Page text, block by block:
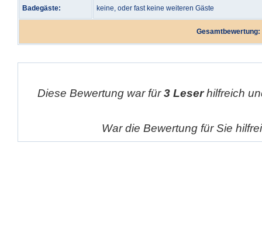
Badegäste: keine, oder fast keine weiteren Gäste
Gesamtbewertung:
Diese Bewertung war für3 Leserhilfreich
War die Bewertung für Sie